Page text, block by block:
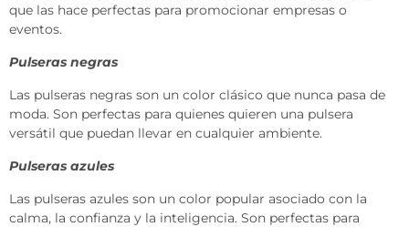
que las hace perfectas para promocionar empresas o
eventos.
Pulseras negras
Las pulseras negras son un color clásico que nunca pasa de
moda. Son perfectas para quienes quieren una pulsera
versátil que puedan llevar en cualquier ambiente.
Pulseras azules
Las pulseras azules son un color popular asociado con la
calma, la confianza y la inteligencia. Son perfectas para